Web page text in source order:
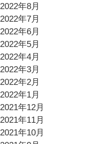
2022年8月
2022年7月
2022年6月
2022年5月
2022年4月
2022年3月
2022年2月
2022年1月
2021年12月
2021年11月
2021年10月